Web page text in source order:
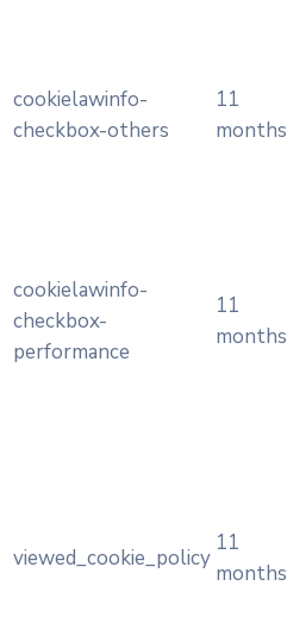
cookielawinfo-
checkbox-others
11
months
cookielawinfo-
checkbox-
performance
11
months
viewed_cookie_policy
11
months